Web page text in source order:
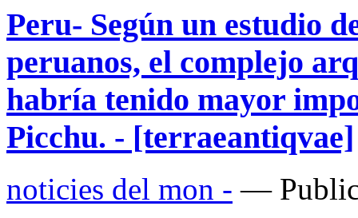
Peru- Según un estudio
peruanos, el complejo
habría tenido mayor
Picchu. - [terraeantiqvae]
noticies del mon - —